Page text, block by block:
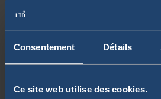
Consentement Détails
Ce site web utilise des cookies.
dont celui d’assister à l’assemblée
consiste une assemblée générale des
comment participer aux vote selon